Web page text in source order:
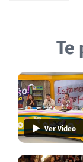
Ver Video